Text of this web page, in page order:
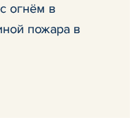
огнём в
пожара в